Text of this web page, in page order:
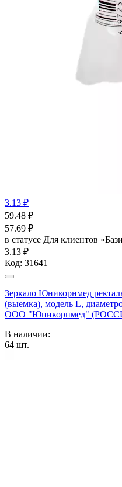
3.13 ₽
59.48 ₽
57.69 ₽
в статусе Для клиентов
3.13 ₽
Код: 31641
Зеркало Юникорнмед
(выемка), модель L,
ООО "Юникорнмед"
В наличии:
64 шт.